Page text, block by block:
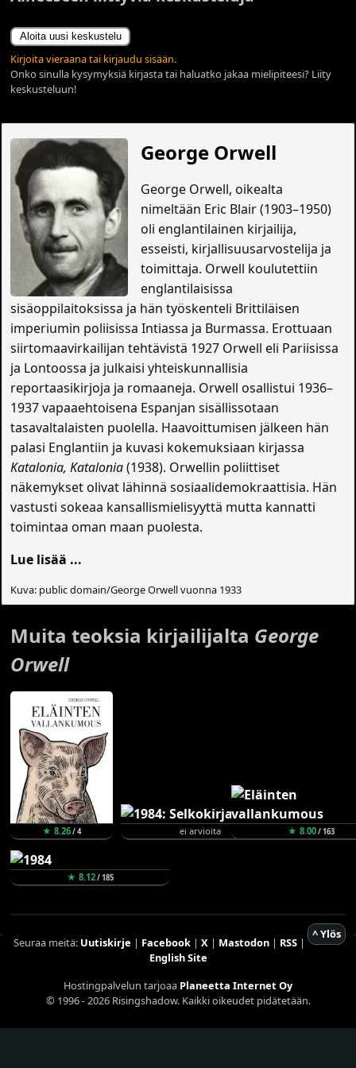
Aloita uusi keskustelu
Kirjoita vieraana tai kirjaudu sisään.
Onko sinulla kysymyksiä kirjasta tai haluatko jakaa mielipiteesi? Liity
keskusteluun!
George Orwell
George Orwell, oikealta
nimeltään Eric Blair (1903–1950)
oli englantilainen kirjailija,
esseisti, kirjallisuusarvostelija ja
toimittaja. Orwell koulutettiin
englantilaisissa
sisäoppilaitoksissa ja hän työskenteli Brittiläisen
imperiumin poliisissa Intiassa ja Burmassa. Erottuaan
siirtomaavirkailijan tehtävistä 1927 Orwell eli Pariisissa
ja Lontoossa ja julkaisi yhteiskunnallisia
reportaasikirjoja ja romaaneja. Orwell osallistui 1936–
1937 vapaaehtoisena Espanjan sisällissotaan
tasavaltalaisten puolella. Haavoittumisen jälkeen hän
palasi Englantiin ja kuvasi kokemuksiaan kirjassa
Katalonia, Katalonia(1938). Orwellin poliittiset
näkemykset olivat lähinnä sosiaalidemokraattisia. Hän
vastusti sokeaa kansallismielisyyttä mutta kannatti
toimintaa oman maan puolesta.
Lue lisää ...
Kuva: public domain/George Orwell vuonna 1933
Muita teoksia kirjailijalta George
Orwell
★ 8.26/ 4 ei arvioita ★ 8.00/ 163
★ 8.12/ 185
^ Ylös
Seuraa meitä: Uutiskirje | Facebook| X | Mastodon| RSS|
English Site
Hostingpalvelun tarjoaa Planeetta Internet Oy
© 1996 - 2026 Risingshadow. Kaikki oikeudet pidätetään.